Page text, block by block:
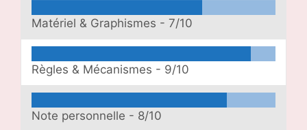
Matériel & Graphismes - 7/10
Règles & Mécanismes - 9/10
Note personnelle - 8/10